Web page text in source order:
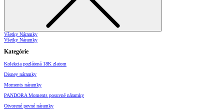
Všetky Náramky
Všetky Náramky
Kategórie
Kolekcia pozlátená 18K zlatom
Disney náramky
Moments náramky
PANDORA Moments posuvné náramky
Otvorené pevné náramky